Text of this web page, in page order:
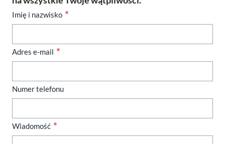
Imię i nazwisko
Adres e-mail
Numer telefonu
Wiadomość